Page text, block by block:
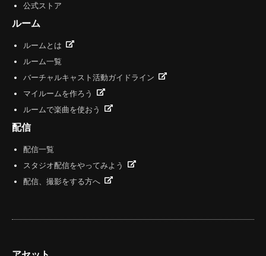
公式ストア
ルーム
ルームとは
ルーム一覧
バーチャルキャスト活動ガイドライン
マイルームを作ろう
ルームで楽曲を使おう
配信
配信一覧
スタジオ配信をやってみよう
配信、撮影をする方へ